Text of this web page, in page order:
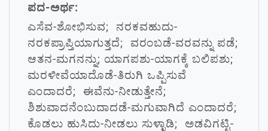
ಪದ-ಅರ್ಥ:
ಎಸೆವ-ಶೋಭಿಸುವ; ನರಕವಹುದು-
ನರಕಪ್ರಾಪ್ತಿಯಾಗುತ್ತದೆ; ವರಂಬಡೆ-ವರವನ್ನು ಪಡೆ;
ಆತನ-ಮಗನನ್ನು; ಯಾಗಪಶು-ಯಾಗಕ್ಕೆ ಬಲಿಪಶು;
ಮರಳೀವೆಯಾದೊಡೆ-ತಿರುಗಿ ಒಪ್ಪಿಸುವೆ
ಎಂದಾದರೆ; ಈವೆನು-ನೀಡುತ್ತೇನೆ;
ಶಿಶುವಾದನೆಂಬುದಾದಡೆ-ಮಗುವಾಗಿದೆ ಎಂದಾದರೆ;
ಕೊಡಲು ಹುಸಿದು-ನೀಡಲು ಸುಳ್ಳಾಡಿ; ಅಡವಿಗಟ್ಟಿ-